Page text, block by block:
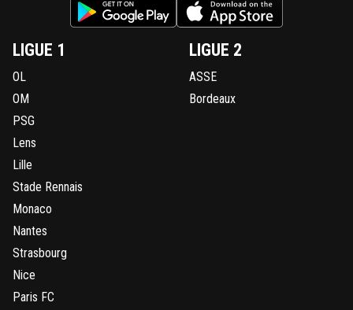
LIGUE 1
OL
OM
PSG
Lens
Lille
Stade Rennais
Monaco
Nantes
Strasbourg
Nice
Paris FC
LIGUE 2
ASSE
Bordeaux